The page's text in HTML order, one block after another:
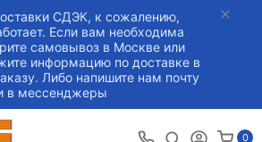
СДЭК, к сожалению,
Если вам необходима
самовывоз в Москве или
информацию по доставке в
Либо напишите нам почту
в мессенджеры
0